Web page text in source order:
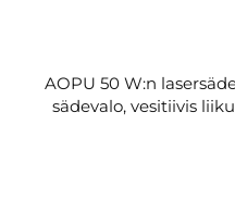
AOPU 50 W:n
säde­valo, vesitiivis